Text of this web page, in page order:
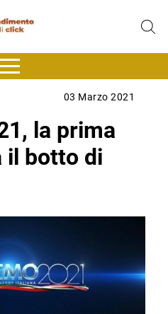
03 Marzo 2021
la prima
il botto di